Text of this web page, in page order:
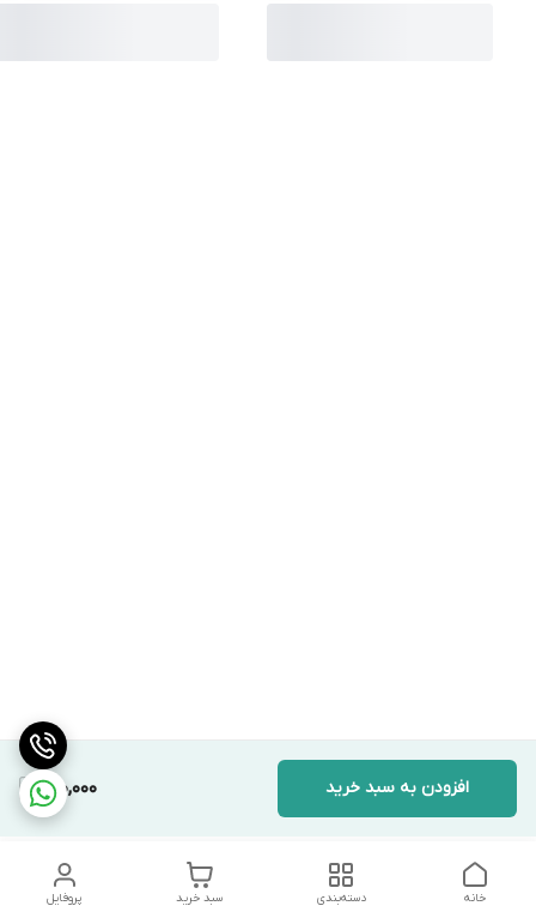
900,000 افزودن به سبد خرید
پروفایل سبد خرید دسته‌بندی خانه